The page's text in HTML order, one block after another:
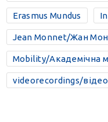
Erasmus Mundus
Jean Monnet/Жан
Mobility/Академічна
videorecordings/